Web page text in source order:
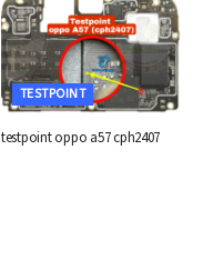
TESTPOINT
testpoint oppo a57 cph2407